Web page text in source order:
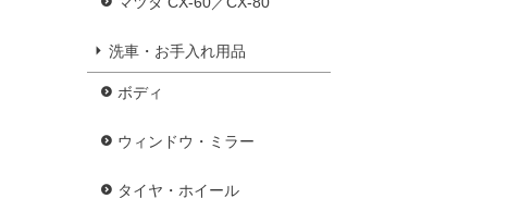
洗車・お手入れ用品
ボディ
ウィンドウ・ミラー
タイヤ・ホイール